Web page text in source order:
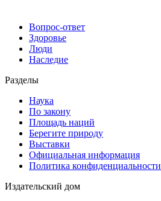
Вопрос-ответ
Здоровье
Люди
Наследие
Разделы
Наука
По закону
Площадь наций
Берегите природу
Выставки
Официальная информация
Политика конфиденциальности
Издательский дом